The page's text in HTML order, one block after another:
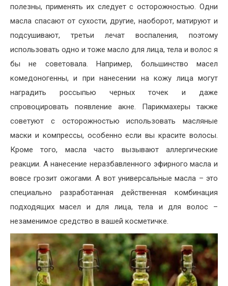
полезны, применять их следует с осторожностью. Одни
масла спасают от сухости, другие, наоборот, матируют и
подсушивают, третьи лечат воспаления, поэтому
использовать одно и тоже масло для лица, тела и волос я
бы не советовала. Например, большинство масел
комедоногенны, и при нанесении на кожу лица могут
наградить россыпью черных точек и даже
спровоцировать появление акне. Парикмахеры также
советуют с осторожностью использовать масляные
маски и компрессы, особенно если вы красите волосы.
Кроме того, масла часто вызывают аллергические
реакции. А нанесение неразбавленного эфирного масла и
вовсе грозит ожогами. А вот универсальные масла – это
специально разработанная действенная комбинация
подходящих масел и для лица, тела и для волос –
незаменимое средство в вашей косметичке.